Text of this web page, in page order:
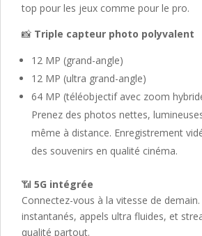
top pour les jeux comme pour le pro.
📸 Triple capteur photo polyvalent
12 MP (grand-angle)
12 MP (ultra grand-angle)
64 MP (téléobjectif avec zoom
Prenez des photos nettes,
même à distance. Enregistrement
des souvenirs en qualité cinéma.
📶 5G intégrée
Connectez-vous à la vitesse de
instantanés, appels ultra fluides, et
qualité partout.